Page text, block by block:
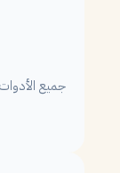
جميع